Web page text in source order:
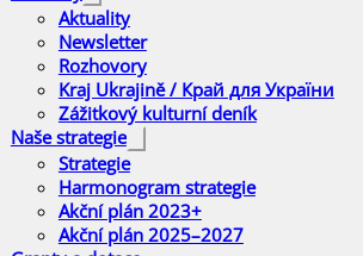
Aktuality
Newsletter
Rozhovory
Kraj Ukrajině / Край для України
Zážitkový kulturní deník
Naše strategie
Strategie
Harmonogram strategie
Akční plán 2023+
Akční plán 2025–2027